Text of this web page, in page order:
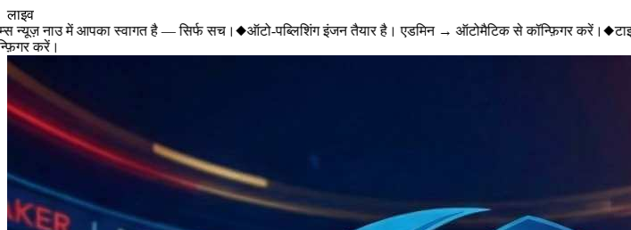
लाइव
न्यूज़ नाउ में आपका स्वागत है — सिर्फ सच।◆ ऑटो-पब्लिशिंग इंजन तैयार है। एडमिन → ऑटोमैटिक से कॉन्फ़िगर करें।◆
करें।